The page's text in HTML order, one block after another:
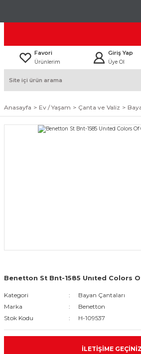
Favori
Ürünlerim
Giriş Yap
Üye Ol
Anasayfa Ev / Yaşam Çanta ve Valiz
Benetton St Bnt-1585 Unıted Colors
Kategori
Bayan Çantaları
Marka
Benetton
Stok Kodu
H-109537
İLETIŞIME GEÇINIZ